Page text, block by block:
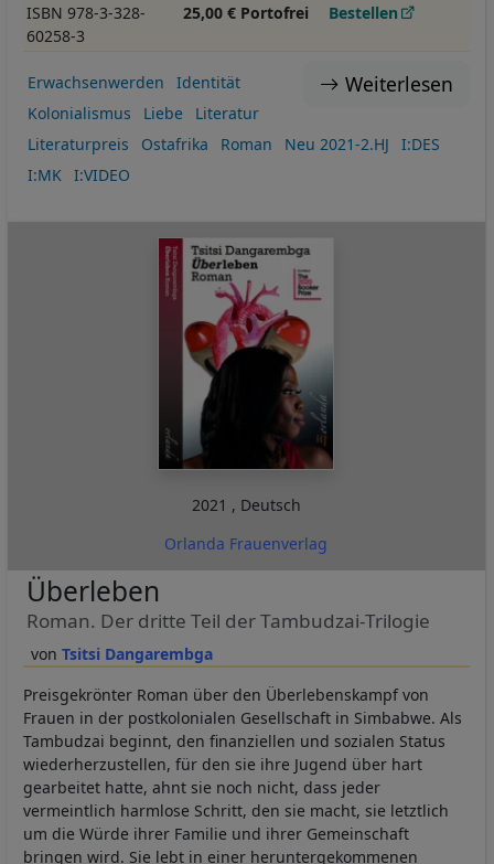
ISBN 978-3-328-
60258-3
25,00 € Portofrei Bestellen
Weiterlesen
Erwachsenwerden
Identität
Kolonialismus
Liebe
Literatur
Literaturpreis
Ostafrika Roman Neu 2021-2.HJ
I:DES
I:MK
I:VIDEO
2021 , Deutsch
Orlanda Frauenverlag
Tsitsi Dangarembga
Überleben
Roman. Der dritte Teil der Tambudzai-Trilogie
Preisgekrönter Roman über den Überlebenskampf von
Frauen in der postkolonialen Gesellschaft in Simbabwe. Als
Tambudzai beginnt, den finanziellen und sozialen Status
wiederherzustellen, für den sie ihre Jugend über hart
gearbeitet hatte, ahnt sie noch nicht, dass jeder
vermeintlich harmlose Schritt, den sie macht, sie letztlich
um die Würde ihrer Familie und ihrer Gemeinschaft
bringen wird. Sie lebt in einer heruntergekommenen